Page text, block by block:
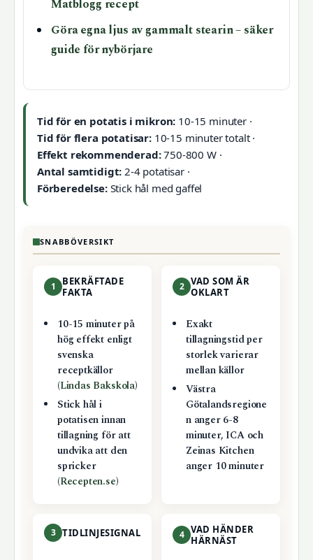
Matblogg recept
Göra egna ljus av gammalt stearin – säker
guide för nybörjare
Tid för en potatis i mikron: 10-15 minuter ·
Tid för flera potatisar:10-15 minuter totalt ·
Effekt rekommenderad:750-800 W ·
Antal samtidigt: 2-4 potatisar ·
Förberedelse:Stick hål med gaffel
SNABBÖVERSIKT
1
BEKRÄFTADE
FAKTA
10-15 minuter på
hög effekt enligt
svenska
receptkällor
(Lindas Bakskola)
Stick hål i
potatisen innan
tillagning för att
undvika att den
spricker
(Recepten.se)
2 VAD SOM ÄR
OKLART
Exakt
tillagningstid per
storlek varierar
mellan källor
Västra
Götalandsregione
n anger 6-8
minuter, ICA och
Zeinas Kitchen
anger 10 minuter
3 TIDLINJESIGNAL 4 VAD HÄNDER
HÄRNÄST